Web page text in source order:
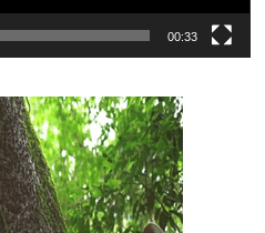
00:33